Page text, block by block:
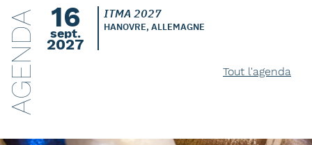
AGENDA 16
sept.
2027
ITMA 2027
HANOVRE, ALLEMAGNE
Tout l'agenda